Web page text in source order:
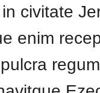
civitate
enim